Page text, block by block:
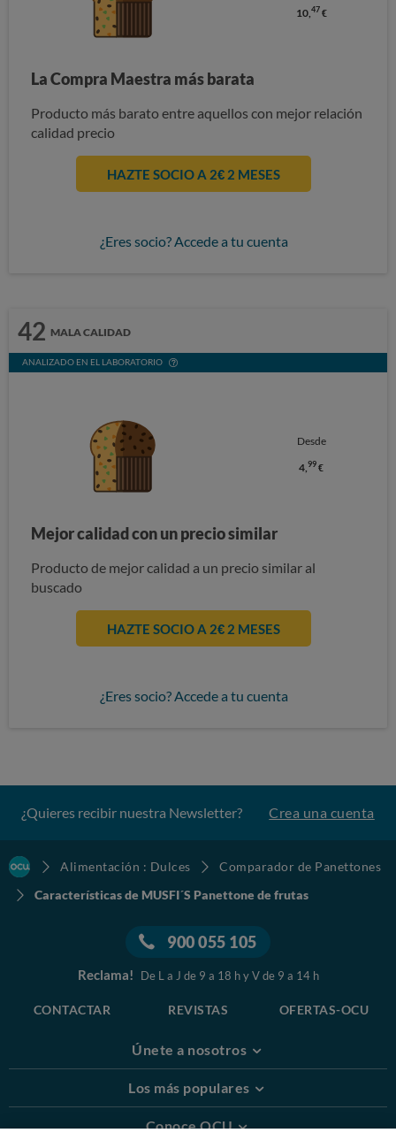
10, 47€
La Compra Maestra más barata
Producto más barato entre aquellos con mejor relación
calidad precio
HAZTE SOCIO A 2€ 2 MESES
¿Eres socio? Accede a tu cuenta
42 MALA CALIDAD
ANALIZADO EN EL LABORATORIO
Desde
4,99 €
Mejor calidad con un precio similar
Producto de mejor calidad a un precio similar al
buscado
HAZTE SOCIO A 2€ 2 MESES
¿Eres socio? Accede a tu cuenta
¿Quieres recibir nuestra Newsletter? Crea una cuenta
Alimentación : Dulces
Comparador de Panettones
Características de MUSFI´S Panettone de frutas
900 055 105
Reclama! De L a J de 9 a 18 h y V de 9 a 14 h
CONTACTAR REVISTAS OFERTAS-OCU
Únete a nosotros
Los más populares
Conoce OCU